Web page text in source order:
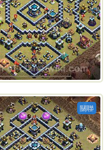
關聯